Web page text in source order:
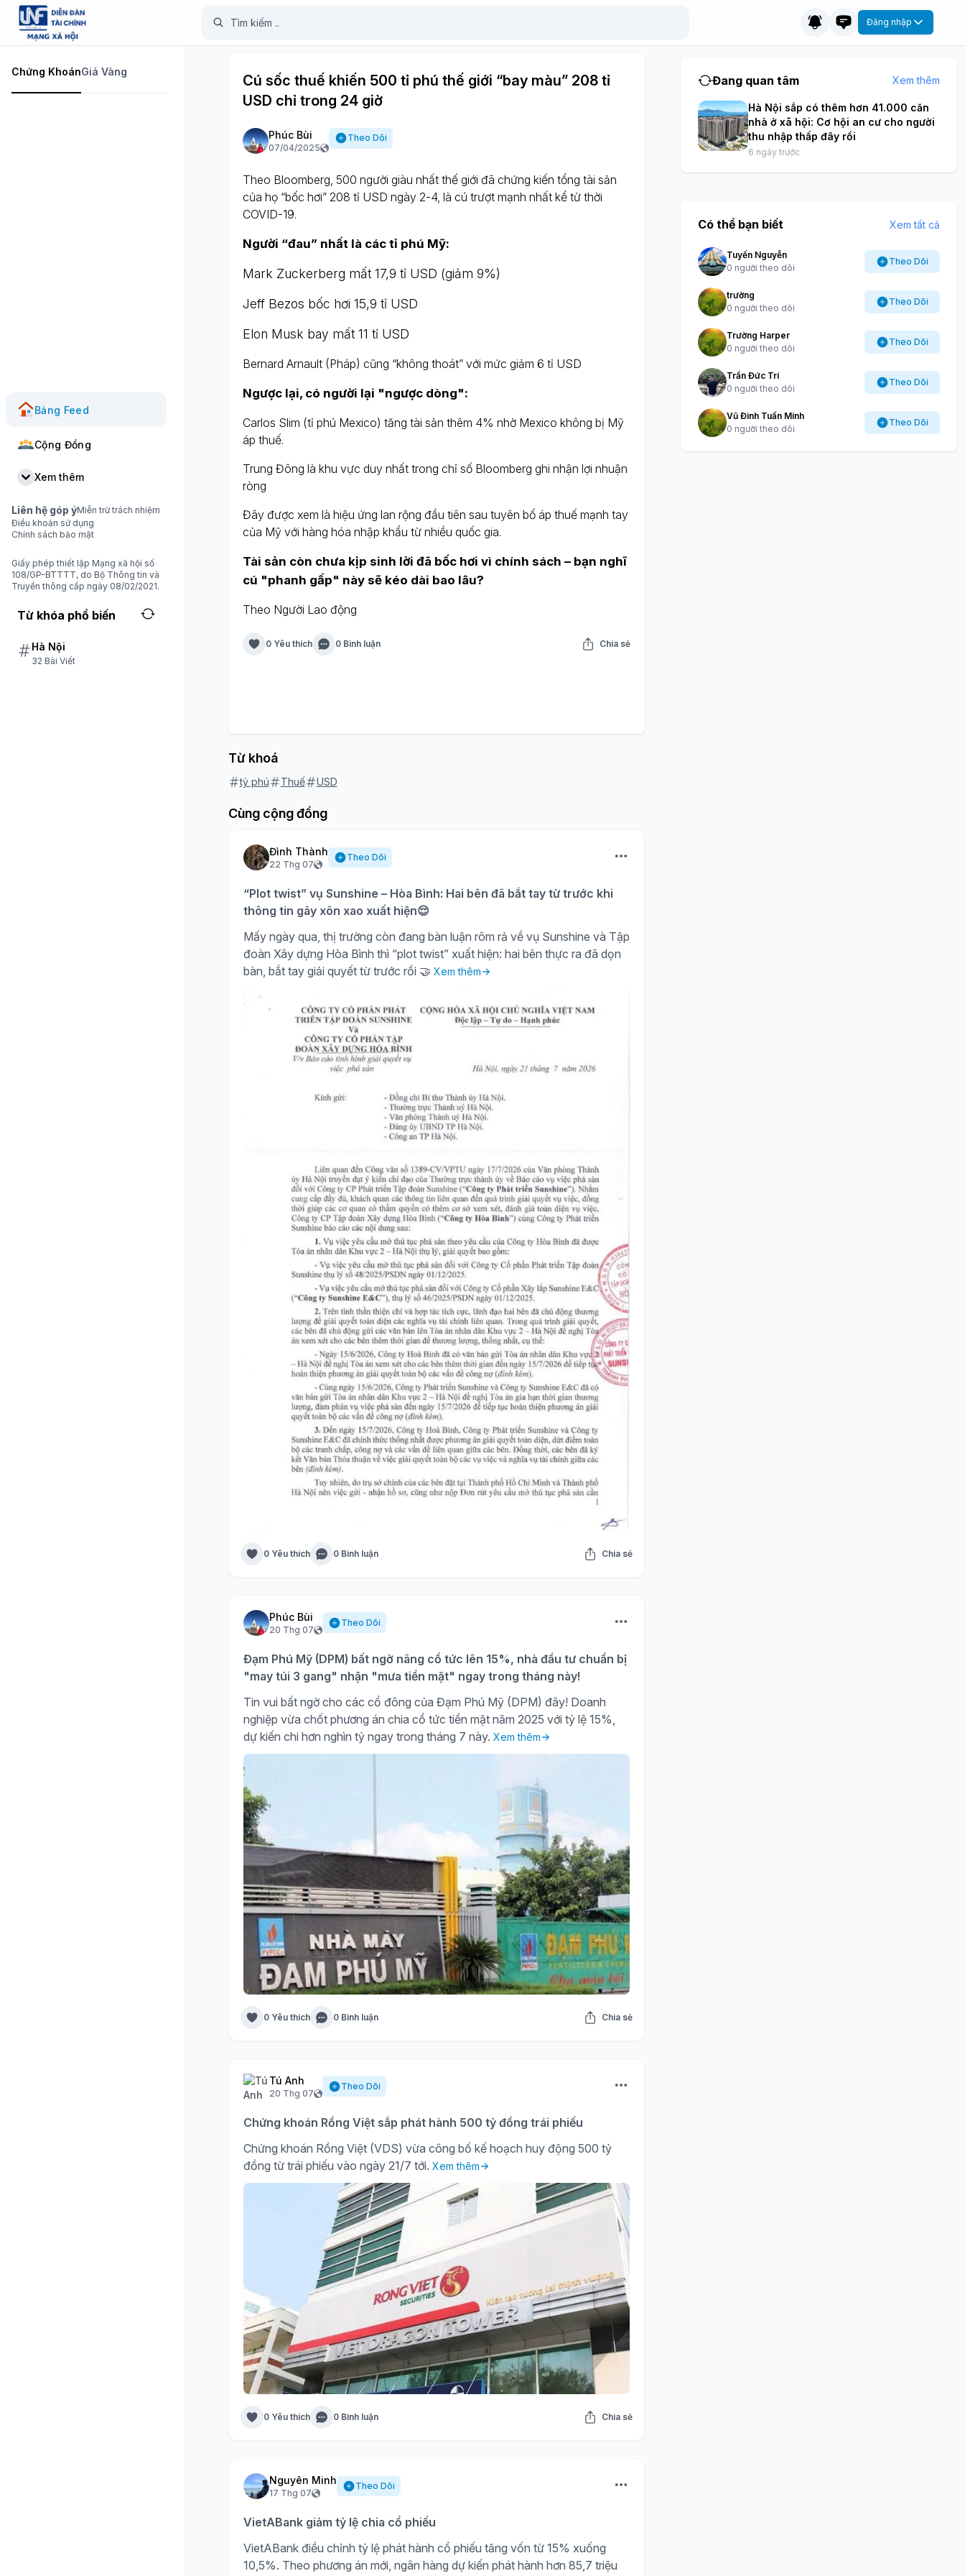
Đăng nhập
Chứng KhoánGiá Vàng
Bảng Feed
Cộng Đồng
Xem thêm
Liên hệ góp ýMiễn trừ trách nhiệm
Điều khoản sử dụng
Chính sách bảo mật
Giấy phép thiết lập Mạng xã hội số
108/GP-BTTTT, do Bộ Thông tin và
Truyền thông cấp ngày 08/02/2021.
Từ khóa phổ biến
Hà Nội
32 Bài Viết
Cú sốc thuế khiến 500 tỉ phú thế giới “bay màu” 208 tỉ
USD chỉ trong 24 giờ
Phúc Bùi
07/04/2025
Theo Dõi
Theo Bloomberg, 500 người giàu nhất thế giới đã chứng kiến tổng tài sản
của họ “bốc hơi” 208 tỉ USD ngày 2-4, là cú trượt mạnh nhất kể từ thời
COVID-19.
Người “đau” nhất là các tỉ phú Mỹ:
Mark Zuckerberg mất 17,9 tỉ USD (giảm 9%)
Jeff Bezos bốc hơi 15,9 tỉ USD
Elon Musk bay mất 11 tỉ USD
Bernard Arnault (Pháp) cũng “không thoát” với mức giảm 6 tỉ USD
Ngược lại, có người lại "ngược dòng":
Carlos Slim (tỉ phú Mexico) tăng tài sản thêm 4% nhờ Mexico không bị Mỹ
áp thuế.
Trung Đông là khu vực duy nhất trong chỉ số Bloomberg ghi nhận lợi nhuận
ròng
Đây được xem là hiệu ứng lan rộng đầu tiên sau tuyên bố áp thuế mạnh tay
của Mỹ với hàng hóa nhập khẩu từ nhiều quốc gia.
Tài sản còn chưa kịp sinh lời đã bốc hơi vì chính sách – bạn nghĩ
cú "phanh gấp" này sẽ kéo dài bao lâu?
Theo Người Lao động
0 Yêu thích 0 Bình luận Chia sẻ
Từ khoá
tỷ phú Thuế USD
Cùng cộng đồng
Đình Thành
22 Thg 07
Theo Dõi
“Plot twist” vụ Sunshine – Hòa Bình: Hai bên đã bắt tay từ trước khi
thông tin gây xôn xao xuất hiện😌
Mấy ngày qua, thị trường còn đang bàn luận rôm rả về vụ Sunshine và Tập
đoàn Xây dựng Hòa Bình thì “plot twist” xuất hiện: hai bên thực ra đã dọn
bàn, bắt tay giải quyết từ trước rồi 🤝 Xem thêm
0 Yêu thích 0 Bình luận Chia sẻ
Phúc Bùi
20 Thg 07
Theo Dõi
Đạm Phú Mỹ (DPM) bất ngờ nâng cổ tức lên 15%, nhà đầu tư chuẩn bị
"may túi 3 gang" nhận "mưa tiền mặt" ngay trong tháng này!
Tin vui bất ngờ cho các cổ đông của Đạm Phú Mỹ (DPM) đây! Doanh
nghiệp vừa chốt phương án chia cổ tức tiền mặt năm 2025 với tỷ lệ 15%,
dự kiến chi hơn nghìn tỷ ngay trong tháng 7 này. Xem thêm
0 Yêu thích 0 Bình luận Chia sẻ
Tú Anh
20 Thg 07
Theo Dõi
Chứng khoán Rồng Việt sắp phát hành 500 tỷ đồng trái phiếu
Chứng khoán Rồng Việt (VDS) vừa công bố kế hoạch huy động 500 tỷ
đồng từ trái phiếu vào ngày 21/7 tới. Xem thêm
0 Yêu thích 0 Bình luận Chia sẻ
Nguyên Minh
17 Thg 07
Theo Dõi
VietABank giảm tỷ lệ chia cổ phiếu
VietABank điều chỉnh tỷ lệ phát hành cổ phiếu tăng vốn từ 15% xuống
10,5%. Theo phương án mới, ngân hàng dự kiến phát hành hơn 85,7 triệu
Đang quan tâm Xem thêm
Hà Nội sắp có thêm hơn 41.000 căn
nhà ở xã hội: Cơ hội an cư cho người
thu nhập thấp đây rồi
6 ngày trước
Có thể bạn biết Xem tất cả
Tuyến Nguyễn
0 người theo dõi
Theo Dõi
trường
0 người theo dõi
Theo Dõi
Trường Harper
0 người theo dõi
Theo Dõi
Trần Đức Trí
0 người theo dõi
Theo Dõi
Vũ Đình Tuấn Minh
0 người theo dõi
Theo Dõi